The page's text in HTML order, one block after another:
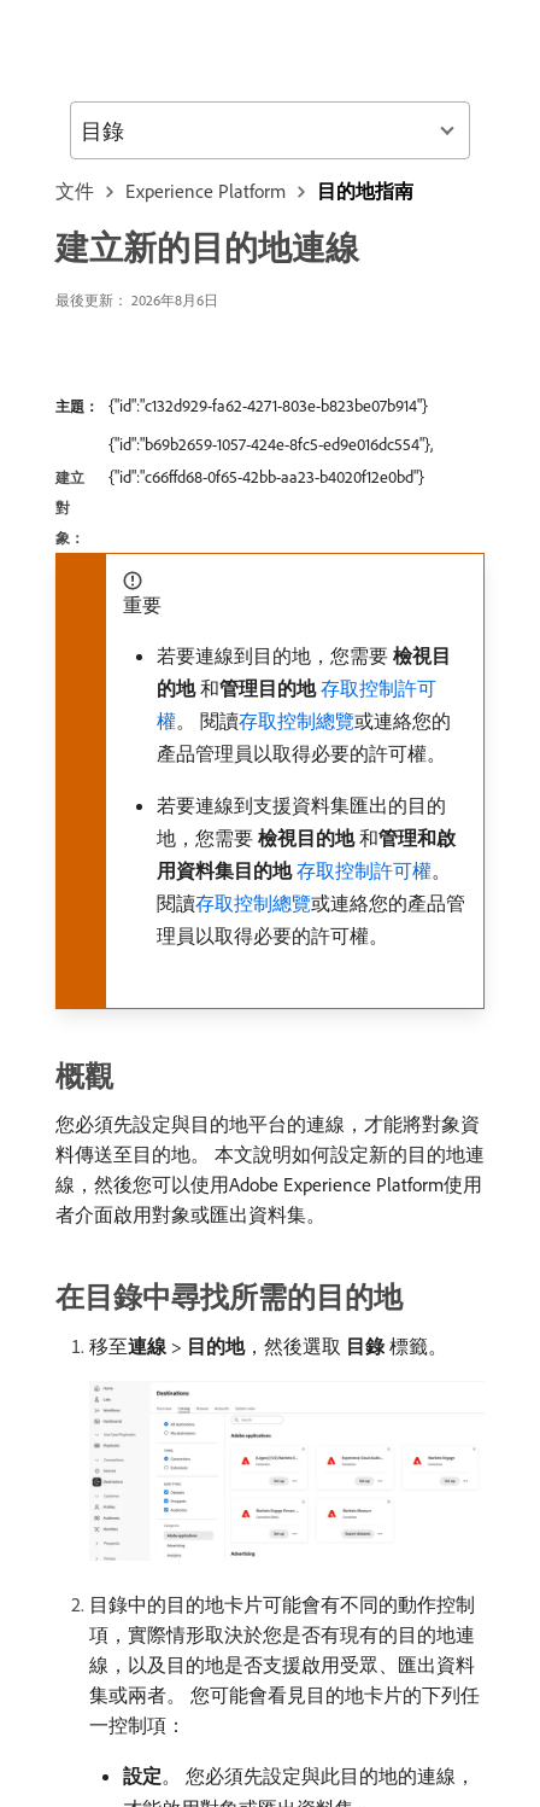
文件 Experience Platform 目的地指南
建立新的目的地連線
最後更新： 2026年8月6日
主題： {"id":"c132d929-fa62-4271-803e-b823be07b914"}
建立
對
象：
{"id":"b69b2659-1057-424e-8fc5-ed9e016dc554"},
{"id":"c66ffd68-0f65-42bb-aa23-b4020f12e0bd"}
重要
若要連線到目的地，您需要​ 檢視目
的地​和​管理目的地 存取控制許可
權。 閱讀存取控制總覽或連絡您的
產品管理員以取得必要的許可權。
若要連線到支援資料集匯出的目的
地，您需要​ 檢視目的地​和​管理和啟
用資料集目的地 存取控制許可權。
閱讀存取控制總覽或連絡您的產品管
理員以取得必要的許可權。
概觀
您必須先設定與目的地平台的連線，才能將對象資
料傳送至目的地。 本文說明如何設定新的目的地連
線，然後您可以使用Adobe Experience Platform使用
者介面啟用對象或匯出資料集。
在目錄中尋找所需的目的地
移至​連線 > 目的地，然後選取​ 目錄​標籤。
目錄中的目的地卡片可能會有不同的動作控制
項，實際情形取決於您是否有現有的目的地連
線，以及目的地是否支援啟用受眾、匯出資料
集或兩者。 您可能會看見目的地卡片的下列任
一控制項：
設定。 您必須先設定與此目的地的連線，
目錄